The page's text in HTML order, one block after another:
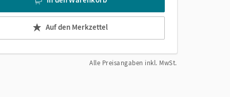
Auf den Merkzettel
Alle Preisangaben inkl. MwSt.